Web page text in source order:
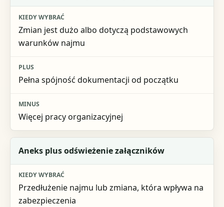
Zmian jest dużo albo dotyczą podstawowych
warunków najmu
Pełna spójność dokumentacji od początku
Więcej pracy organizacyjnej
Aneks plus odświeżenie załączników
Przedłużenie najmu lub zmiana, która wpływa na
zabezpieczenia